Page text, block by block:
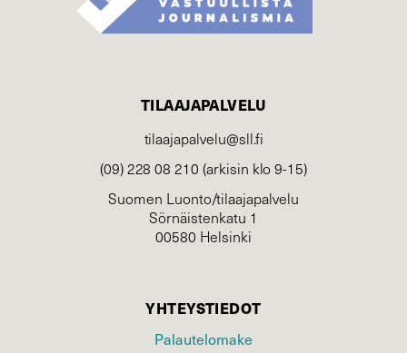
TILAAJAPALVELU
tilaajapalvelu@sll.fi
(09) 228 08 210 (arkisin klo 9-15)
Suomen Luonto/tilaajapalvelu
Sörnäistenkatu 1
00580 Helsinki
YHTEYSTIEDOT
Palautelomake